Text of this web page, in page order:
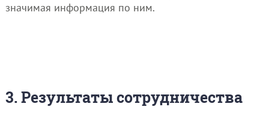
значимая информация по ним.
3. Результаты сотрудничества